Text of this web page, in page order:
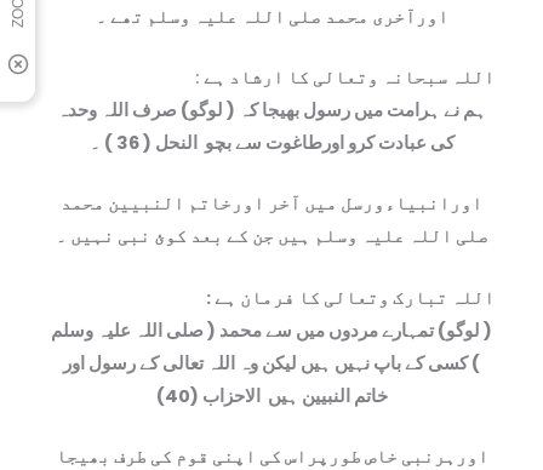
اورآخری محمد صلی اللہ علیہ وسلم تھے ۔
اللہ سبحانہ وتعالی کا ارشاد ہے :
ہم نے ہرامت میں رسول بھیجا کہ ( لوگو) صرف اللہ وحدہ
کی عبادت کرو اورطاغوت سے بچو النحل ( 36 ) ۔
اورانبیاءورسل میں آخر اورخاتم النبیین محمد
صلی اللہ علیہ وسلم ہیں جن کے بعد کوئ نبی نہیں ۔
اللہ تبارک وتعالی کا فرمان ہے :
( لوگو) تمہارے مردوں میں سے محمد ( صلی اللہ علیہ وسلم
) کسی کے باپ نہیں ہیں لیکن وہ اللہ تعالی کے رسول اور
خاتم النبیین ہیں الاحزاب (40)
اورہرنبی خاص طورپراس کی اپنی قوم کی طرف بھیجا